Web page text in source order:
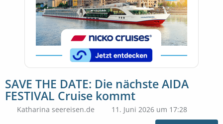
SAVE THE DATE: Die nächste AIDA
FESTIVAL Cruise kommt
Katharina seereisen.de 11. Juni 2026 um 17:28